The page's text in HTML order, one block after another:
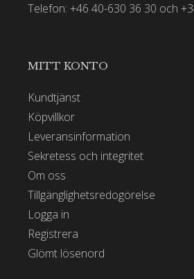
Telefon: +46 40-630 36 30 och
MITT KONTO
Kundtjänst
Köpvillkor
Leveransinformation
Sekretess och integritet
Om oss
Tillgänglighetsredogörelse
Logga in
Registrera
Glömt lösenord